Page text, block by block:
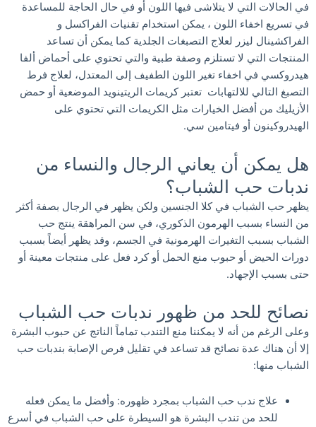
في الحالات التي لا يتلاشى فيها اللون أو في حال الحاجة للمساعدة
في تسريع اخفاء اللون ، يمكن استخدام تقنيات الفراكسل و
الفراكشينال ليزر لعلاج التصبغات الجلدية كما يمكن أن تساعد
المنتجات التي لا تستلزم وصفة طبية والتي تحتوي على أحماض ألفا
هيدروكسي في اخفاء تغير اللون الطفيف إلى المعتدل، لعلاج فرط
التصبغ التالي للالتهابات تعتبر كريمات الريتينويد الموضعية أو حمض
الأزيليك من أفضل الخيارات مثل الكريمات التي تحتوي على
الهيدروكينون أو فيتامين سي.
هل يمكن أن يعاني الرجال والنساء من
ندبات حب الشباب؟
يظهر حب الشباب في كلا الجنسين ولكن يظهر في الرجال بصفة أكثر
من النساء بسبب الهرمون الذكوري، في سن المراهقة ينتج حب
الشباب بسبب التغيرات الهرمونية في الجسم، وقد يظهر أيضاً بسبب
دورات الحيض أو حبوب منع الحمل أو كرد فعل على منتجات معينة أو
حتى بسبب الإجهاد.
نصائح للحد من ظهور ندبات حب الشباب
وعلى الرغم من أنه لا يمكننا منع التندب تماماً الناتج عن حبوب البشرة
إلا أن هناك عدة نصائح قد تساعد في تقليل فرص الإصابة بندبات حب
الشباب منها:
علاج ندب حب الشباب بمجرد ظهوره: وأفضل ما يمكن فعله
للحد من تندب البشرة هو السيطرة على حب الشباب في أسرع